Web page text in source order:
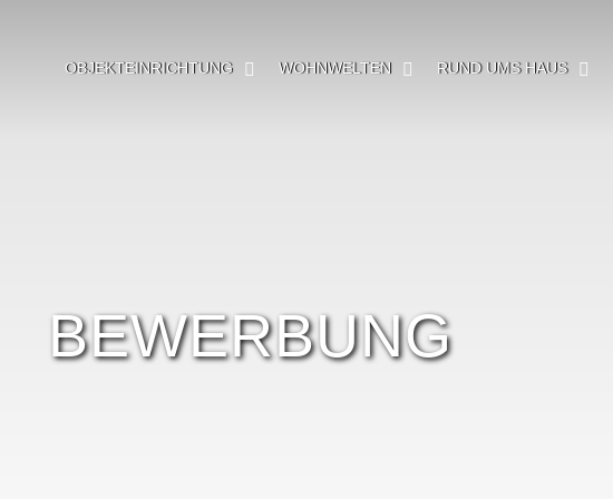
OBJEKTEINRICHTUNG WOHNWELTEN RUND UMS HAUS
BEWERBUNG